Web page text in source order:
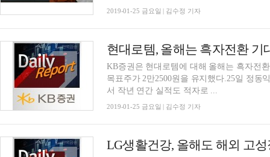
2019-01-25 금요일 | 김수정 기자
현대로템, 올해는 흑자전환 기
KB증권은 현대로템에 대해 올해는 흑자전
목표주가 2만2500원을 유지했다.25일 정동
서 작년 연간 실적도 적자로 ...
2019-01-25 금요일 | 김수정 기자